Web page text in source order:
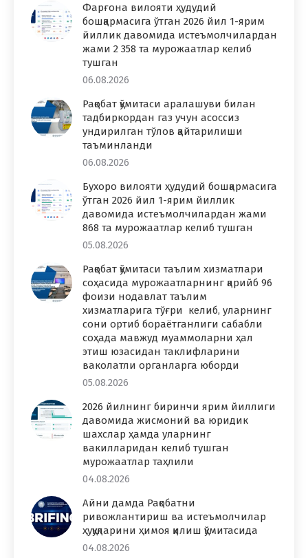
Фарғона вилояти ҳудудий
бошқармасига ўтган 2026 йил 1-ярим
йиллик давомида истеъмолчилардан
жами 2 358 та мурожаатлар келиб
тушган
06.08.2026
Рақобат қўмитаси аралашуви билан
тадбиркордан газ учун асоссиз
ундирилган тўлов қайтарилиши
таъминланди
06.08.2026
Бухоро вилояти ҳудудий бошқармасига
ўтган 2026 йил 1-ярим йиллик
давомида истеъмолчилардан жами
868 та мурожаатлар келиб тушган
05.08.2026
Рақобат қўмитаси таълим хизматлари
соҳасида мурожаатларнинг қарийб 96
фоизи нодавлат таълим
хизматларига тўғри келиб, уларнинг
сони ортиб бораётганлиги сабабли
соҳада мавжуд муаммоларни ҳал
этиш юзасидан таклифларини
ваколатли органларга юборди
05.08.2026
2026 йилнинг биринчи ярим йиллиги
давомида жисмоний ва юридик
шахслар ҳамда уларнинг
вакилларидан келиб тушган
мурожаатлар таҳлили
04.08.2026
Айни дамда Рақобатни
ривожлантириш ва истеъмолчилар
ҳуқуқларини ҳимоя қилиш қўмитасида
04.08.2026